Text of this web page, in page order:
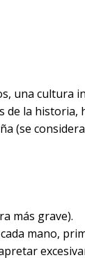
una cultura
de la historia,
(se
más grave).
mano,